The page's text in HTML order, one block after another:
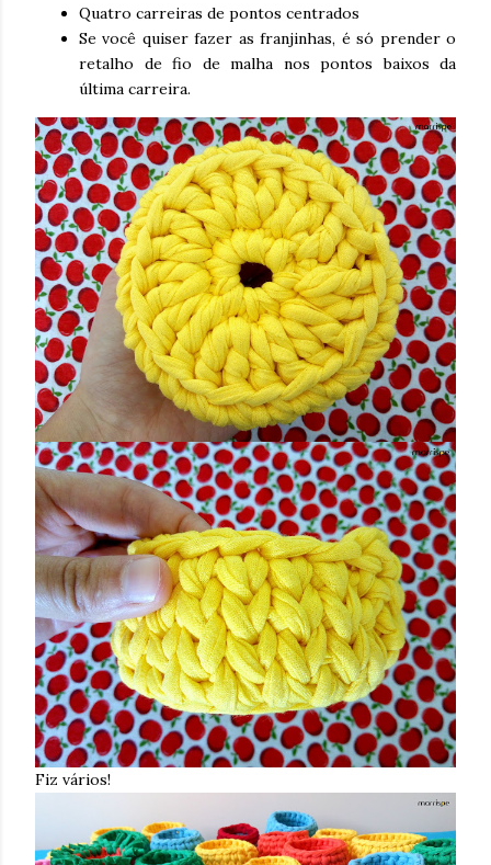
Quatro carreiras de pontos centrados
Se você quiser fazer as franjinhas, é só prender o
retalho de fio de malha nos pontos baixos da
última carreira.
Fiz vários!